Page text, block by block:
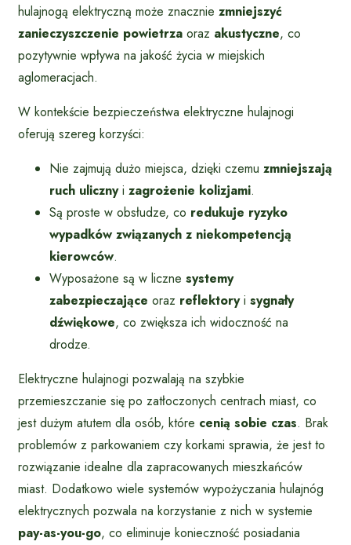
hulajnogą elektryczną może znacznie zmniejszyć
zanieczyszczenie powietrza oraz akustyczne, co
pozytywnie wpływa na jakość życia w miejskich
aglomeracjach.
W kontekście bezpieczeństwa elektryczne hulajnogi
oferują szereg korzyści:
Nie zajmują dużo miejsca, dzięki czemu zmniejszają
ruch ulicznyi zagrożenie kolizjami.
Są proste w obsłudze, co redukuje ryzyko
wypadków związanych z niekompetencją
kierowców.
Wyposażone są w liczne systemy
zabezpieczające oraz reflektoryi sygnały
dźwiękowe, co zwiększa ich widoczność na
drodze.
Elektryczne hulajnogi pozwalają na szybkie
przemieszczanie się po zatłoczonych centrach miast, co
jest dużym atutem dla osób, które cenią sobie czas. Brak
problemów z parkowaniem czy korkami sprawia, że jest to
rozwiązanie idealne dla zapracowanych mieszkańców
miast. Dodatkowo wiele systemów wypożyczania hulajnóg
elektrycznych pozwala na korzystanie z nich w systemie
pay-as-you-go, co eliminuje konieczność posiadania